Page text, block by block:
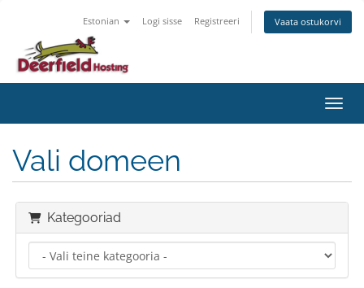
Estonian Logi sisse Registreeri Vaata ostukorvi
Vali domeen
Kategooriad